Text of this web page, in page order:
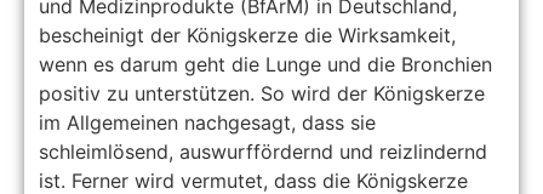
und Medizinprodukte (BfArM) in Deutschland,
bescheinigt der Königskerze die Wirksamkeit,
wenn es darum geht die Lunge und die Bronchien
positiv zu unterstützen. So wird der Königskerze
im Allgemeinen nachgesagt, dass sie
schleimlösend, auswurffördernd und reizlindernd
ist. Ferner wird vermutet, dass die Königskerze